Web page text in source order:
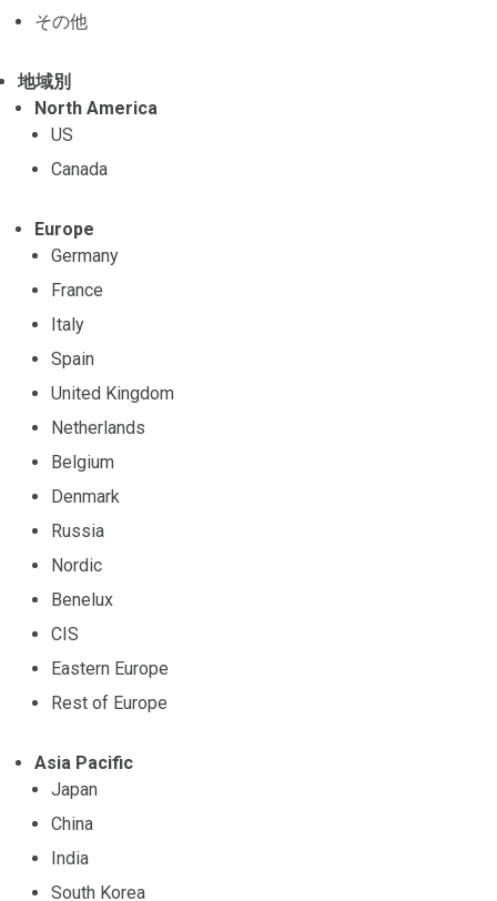
その他
地域別
North America
US
Canada
Europe
Germany
France
Italy
Spain
United Kingdom
Netherlands
Belgium
Denmark
Russia
Nordic
Benelux
CIS
Eastern Europe
Rest of Europe
Asia Pacific
Japan
China
India
South Korea